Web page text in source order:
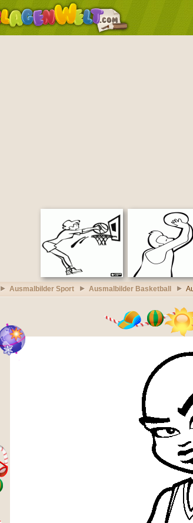
Ausmalbilder Sport Ausmalbilder Basketball